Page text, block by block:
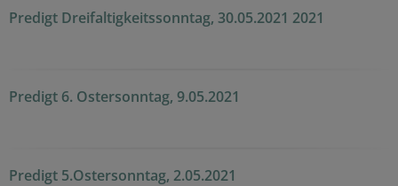
Predigt Dreifaltigkeitssonntag, 30.05.2021 2021
Predigt 6. Ostersonntag, 9.05.2021
Predigt 5.Ostersonntag, 2.05.2021